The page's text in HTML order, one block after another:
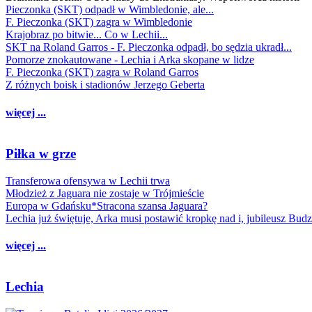
Pieczonka (SKT) odpadł w Wimbledonie, ale...
F. Pieczonka (SKT) zagra w Wimbledonie
Krajobraz po bitwie... Co w Lechii...
SKT na Roland Garros - F. Pieczonka odpadł, bo sędzia ukradł...
Pomorze znokautowane - Lechia i Arka skopane w lidze
F. Pieczonka (SKT) zagra w Roland Garros
Z różnych boisk i stadionów Jerzego Geberta
więcej ...
Piłka w grze
Transferowa ofensywa w Lechii trwa
Młodzież z Jaguara nie zostaje w Trójmieście
Europa w Gdańsku*Stracona szansa Jaguara?
Lechia już świętuje, Arka musi postawić kropkę nad i, jubileusz
więcej ...
Lechia